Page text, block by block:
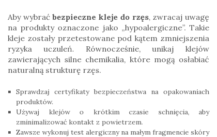
Aby wybraćbezpieczne kleje do rzęs, zwracaj uwagę
na produkty oznaczone jako „hypoalergiczne”. Takie
kleje zostały przetestowane pod kątem zmniejszenia
ryzyka uczuleń. Równocześnie, unikaj klejów
zawierających silne chemikalia, które mogą osłabiać
naturalną strukturę rzęs.
Sprawdzaj certyfikaty bezpieczeństwa na opakowaniach
produktów.
Używaj klejów o krótkim czasie schnięcia, aby
zminimalizować kontakt z powietrzem.
Zawsze wykonuj test alergiczny na małym fragmencie skóry